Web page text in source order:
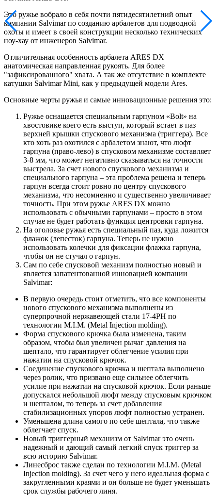
Это ружье вобрало в себя почти пятидесятилетний опыт
компании Salvimar по созданию арбалетов для подводной
охоты и имеет в своей конструкции несколько технических
ноу-хау от инженеров Salvimar.
Отличительная особенность арбалета ARES DX
анатомическая направленная рукоять. Для более
"зафиксированного" хвата. А так же отсутствие в комплекте
катушки Salvimar Mini, как у предыдущей модели Ares.
Основные черты ружья и самые инновационные решения это:
Ружье оснащается специальным гарпуном «Bolt» на
хвостовике коего есть выступ, который встает в паз
верхней крышки спускового механизма (триггера). Все
кто хоть раз охотился с арбалетом знают, что люфт
гарпуна (право-лево) в спусковом механизме составляет
3-8 мм, что может негативно сказываться на точности
выстрела. За счет нового спускового механизма и
специального гарпуна – эта проблема решена и теперь
гарпун всегда стоит ровно по центру спускового
механизма, что несомненно и существенно увеличивает
точность. При этом ружье ARES DX можно
использовать с обычными гарпунами – просто в этом
случае не будет работать функция центровки гарпуна.
На оголовье ружья есть специальный паз, куда ложится
флажок (лепесток) гарпуна. Теперь не нужно
использовать колечки для фиксации флажка гарпуна,
чтобы он не стучал о гарпун.
Сам по себе спусковой механизм полностью новый и
является запатентованной инновацией компании
Salvimar:
В первую очередь стоит отметить, что все компоненты
нового спускового механизма выполнены из
суперпрочной нержавеющей стали 17-4PH по
технологии M.I.M. (Metal Injection molding).
Форма спускового крючка была изменена, таким
образом, чтобы был увеличен рычаг давления на
шептало, что гарантирует облегчение усилия при
нажатии на спусковой крючок.
Соединение спускового крючка и шептала выполнено
через ролик, что призвано еще сильнее облегчить
усилие при нажатии на спусковой крючок. Если раньше
допускался небольшой люфт между спусковым крючком
и шепталом, то теперь за счет добавления
стабилизационных упоров люфт полностью устранен.
Уменьшена длина самого по себе шептала, что также
облегчает спуск.
Новый триггерный механизм от Salvimar это очень
надежный и дающий самый легкий спуск триггер за
всю историю Salvimar.
Линесброс также сделан по технологии M.I.M. (Metal
Injection molding). За счет чего у него идеальная форма с
закругленными краями и он больше не будет уменьшать
срок службы рабочего линя.